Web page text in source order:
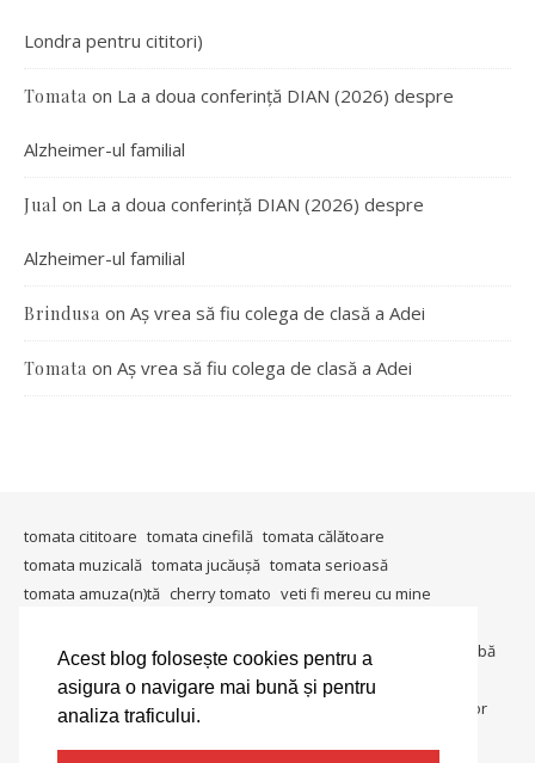
Acest blog folosește cookies pentru a
asigura o navigare mai bună și pentru
analiza traficului.
Londra pentru cititori)
Tomata on La a doua conferință DIAN (2026) despre
Alzheimer-ul familial
Jual on La a doua conferință DIAN (2026) despre
Alzheimer-ul familial
Brindusa on Aș vrea să fiu colega de clasă a Adei
Tomata on Aș vrea să fiu colega de clasă a Adei
tomata cititoare tomata cinefilă tomata călătoare
tomata muzicală tomata jucăușă tomata serioasă
tomata amuza(n)tă cherry tomato veti fi mereu cu mine
tomata gândeşte io, io şi iarăşi io metablogging
tomata întreabă
tomata in societate tomata colecționară tomata umanitara
tomata dedică tomata lucrează
tomata in lumina reflectoarelor